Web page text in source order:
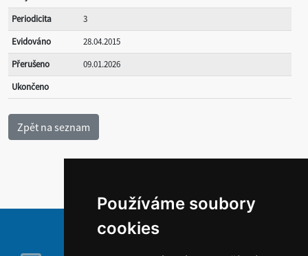
Používáme soubory
cookies
Periodicita
3
Evidováno
28.04.2015
Přerušeno
09.01.2026
Ukončeno